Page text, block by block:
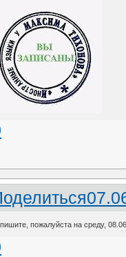
пожалуйста на среду,